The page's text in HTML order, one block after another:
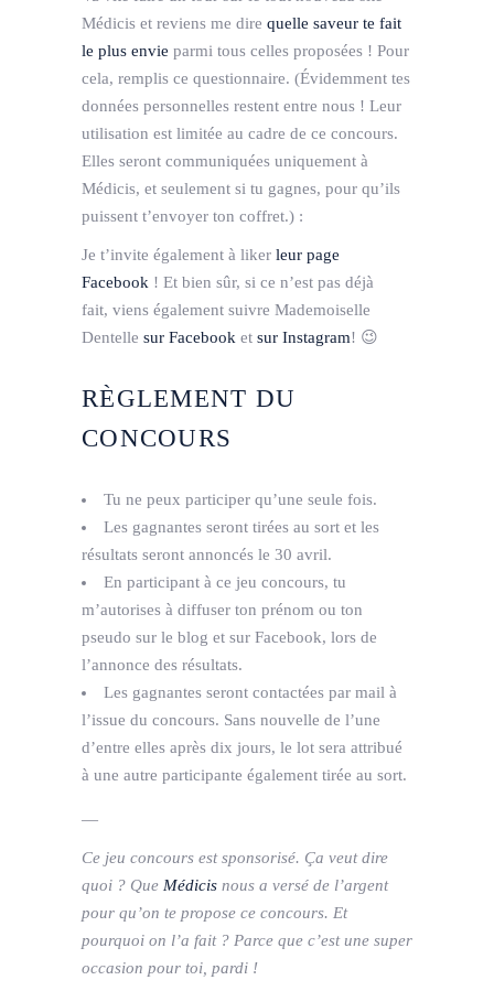
Médicis et reviens me dire quelle saveur te fait
le plus envie parmi tous celles proposées ! Pour
cela, remplis ce questionnaire. (Évidemment tes
données personnelles restent entre nous ! Leur
utilisation est limitée au cadre de ce concours.
Elles seront communiquées uniquement à
Médicis, et seulement si tu gagnes, pour qu’ils
puissent t’envoyer ton coffret.) :
Je t’invite également à liker leur page
Facebook ! Et bien sûr, si ce n’est pas déjà
fait, viens également suivre Mademoiselle
Dentelle sur Facebook et sur Instagram! 😉
RÈGLEMENT DU
CONCOURS
Tu ne peux participer qu’une seule fois.
Les gagnantes seront tirées au sort et les
résultats seront annoncés le 30 avril.
En participant à ce jeu concours, tu
m’autorises à diffuser ton prénom ou ton
pseudo sur le blog et sur Facebook, lors de
l’annonce des résultats.
Les gagnantes seront contactées par mail à
l’issue du concours. Sans nouvelle de l’une
d’entre elles après dix jours, le lot sera attribué
à une autre participante également tirée au sort.
—
Ce jeu concours est sponsorisé. Ça veut dire
quoi ? Que Médicis nous a versé de l’argent
pour qu’on te propose ce concours. Et
pourquoi on l’a fait ? Parce que c’est une super
occasion pour toi, pardi !